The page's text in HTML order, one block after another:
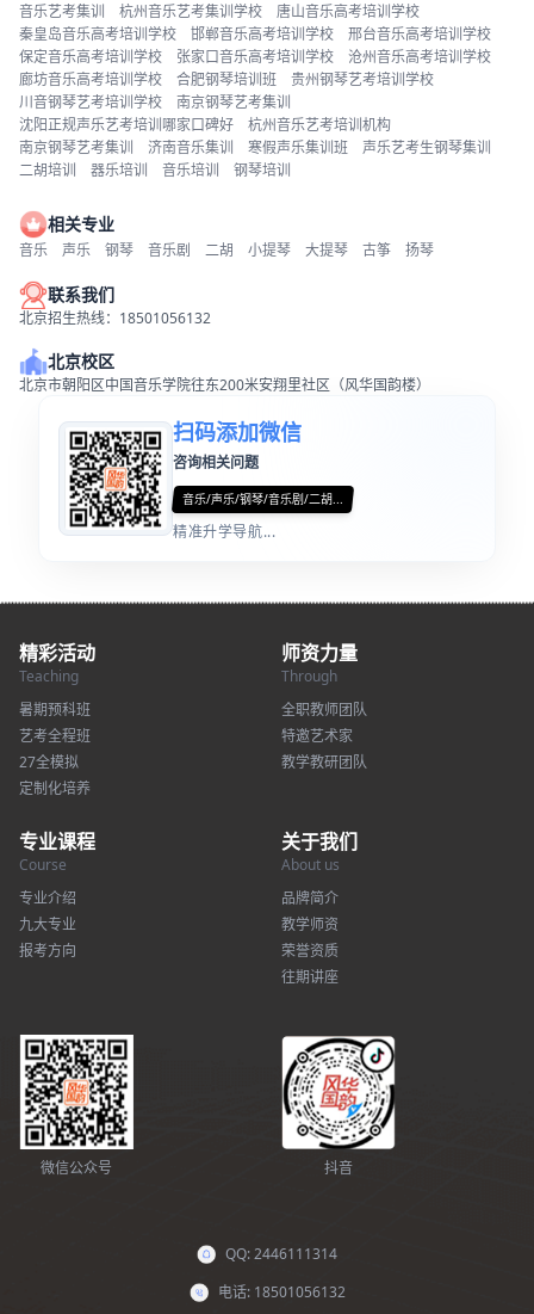
音乐艺考集训 杭州音乐艺考集训学校
唐山音乐高考培训学校
秦皇岛音乐高考培训学校
邯郸音乐高考培训学校
邢台音乐高考培训学校
保定音乐高考培训学校
张家口音乐高考培训学校
沧州音乐高考培训学校
廊坊音乐高考培训学校
合肥钢琴培训班
贵州钢琴艺考培训学校
川音钢琴艺考培训学校
南京钢琴艺考集训
沈阳正规声乐艺考培训哪家口碑好
杭州音乐艺考培训机构
南京钢琴艺考集训
济南音乐集训 寒假声乐集训班
声乐艺考生钢琴集训
二胡培训
器乐培训 音乐培训 钢琴培训
相关专业
音乐 声乐 钢琴 音乐剧 二胡 小提琴 大提琴 古筝 扬琴
联系我们
北京招生热线：18501056132
北京校区
北京市朝阳区中国音乐学院往东200米安翔里社区（风华国韵楼）
扫码添加微信
咨询相关问题
音乐/声乐/钢琴/音乐剧/二胡...
精准升学导航...
精彩活动
Teaching
暑期预科班
艺考全程班
27全模拟
定制化培养
师资力量
Through
全职教师团队
特邀艺术家
教学教研团队
专业课程
Course
专业介绍
九大专业
报考方向
关于我们
About us
品牌简介
教学师资
荣誉资质
往期讲座
微信公众号 抖音
QQ: 2446111314
电话: 18501056132